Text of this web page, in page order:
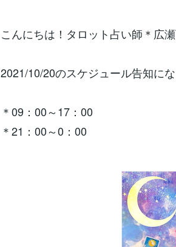
こんにちは！タロット占い師＊広
2021/10/20のスケジュール告知にな
＊09：00～17：00
＊21：00～0：00